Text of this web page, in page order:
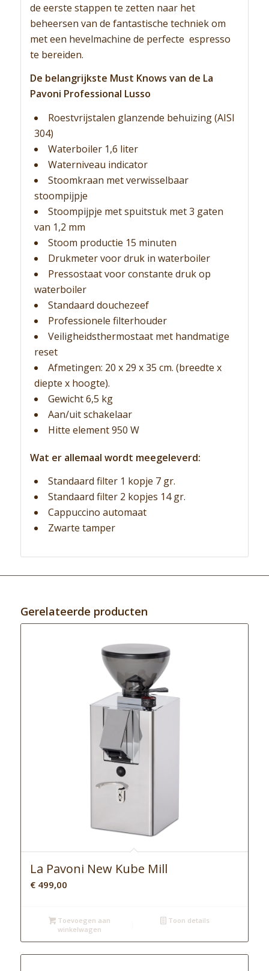
de eerste stappen te zetten naar het
beheersen van de fantastische techniek om
met een hevelmachine de perfecte espresso
te bereiden.
De belangrijkste Must Knows van de La
Pavoni Professional Lusso
Roestvrijstalen glanzende behuizing (AISI
304)
Waterboiler 1,6 liter
Waterniveau indicator
Stoomkraan met verwisselbaar
stoompijpje
Stoompijpje met spuitstuk met 3 gaten
van 1,2 mm
Stoom productie 15 minuten
Drukmeter voor druk in waterboiler
Pressostaat voor constante druk op
waterboiler
Standaard douchezeef
Professionele filterhouder
Veiligheidsthermostaat met handmatige
reset
Afmetingen: 20 x 29 x 35 cm. (breedte x
diepte x hoogte).
Gewicht 6,5 kg
Aan/uit schakelaar
Hitte element 950 W
Wat er allemaal wordt meegeleverd:
Standaard filter 1 kopje 7 gr.
Standaard filter 2 kopjes 14 gr.
Cappuccino automaat
Zwarte tamper
Gerelateerde producten
La Pavoni New Kube Mill
€499,00
Toevoegen aan
winkelwagen
Toon details